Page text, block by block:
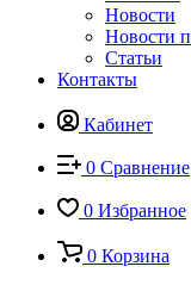
Новости
Новости
Статьи
Контакты
Кабинет
0 Сравнение
0 Избранное
0 Корзина